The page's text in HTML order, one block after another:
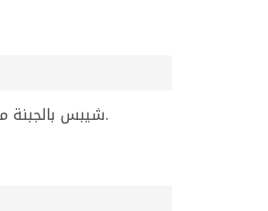
شيبس بالجبنة من ليالينا بوزن 75 غرام، وجبة خفيفة مقرمشة بنكهة الجبنة الغنية. مثالية لمشاركتها مع العائلة أو الاستمتاع بها في أي وقت.